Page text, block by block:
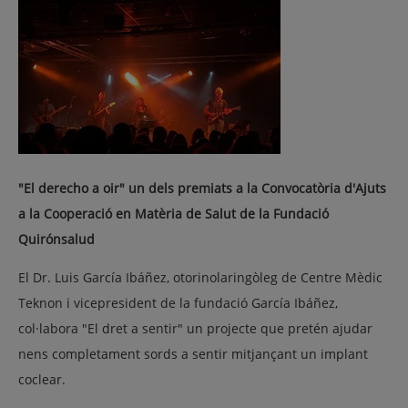
"El derecho a oir" un dels premiats a la Convocatòria d'Ajuts
a la Cooperació en Matèria de Salut de la Fundació
Quirónsalud
El Dr. Luis García Ibáñez, otorinolaringòleg de Centre Mèdic
Teknon i vicepresident de la fundació García Ibáñez,
col·labora "El dret a sentir" un projecte que pretén ajudar
nens completament sords a sentir mitjançant un implant
coclear.